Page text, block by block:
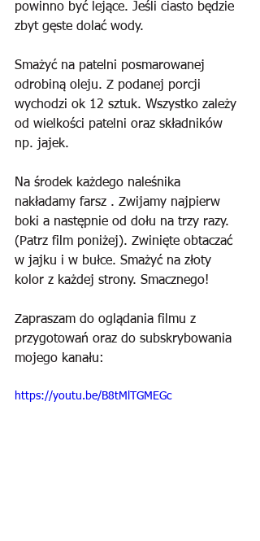
powinno być lejące. Jeśli ciasto będzie
zbyt gęste dolać wody.
Smażyć na patelni posmarowanej
odrobiną oleju. Z podanej porcji
wychodzi ok 12 sztuk. Wszystko zależy
od wielkości patelni oraz składników
np. jajek.
Na środek każdego naleśnika
nakładamy farsz . Zwijamy najpierw
boki a następnie od dołu na trzy razy.
(Patrz film poniżej). Zwinięte obtaczać
w jajku i w bułce. Smażyć na złoty
kolor z każdej strony. Smacznego!
Zapraszam do oglądania filmu z
przygotowań oraz do subskrybowania
mojego kanału:
https://youtu.be/B8tMlTGMEGc